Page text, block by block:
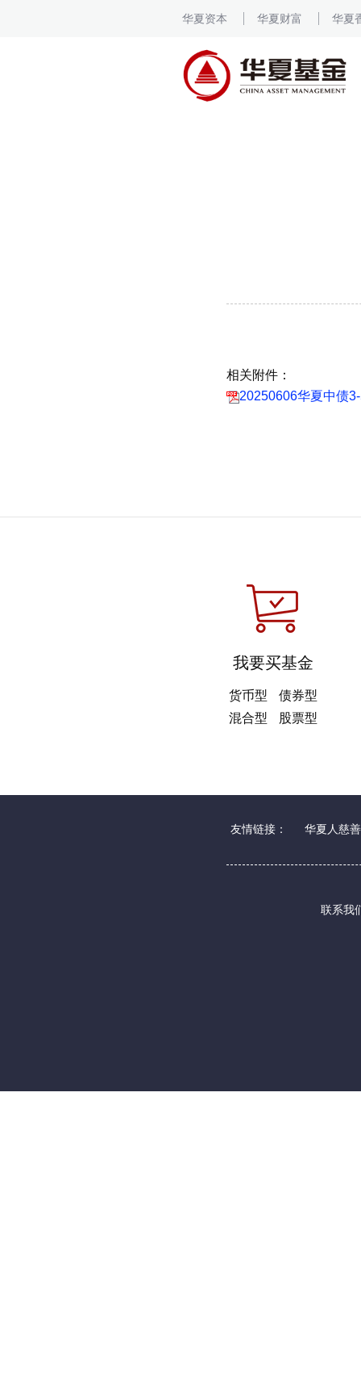
华夏资本 华夏财富 华夏
相关附件：
20250606华夏中债
我要买基金
货币型
债券型
混合型
股票型
友情链接： 华夏人慈
联系我